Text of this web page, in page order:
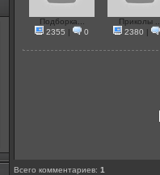
Подборка...
2355 | 0
Приколы
2380 |
Всего комментариев:1